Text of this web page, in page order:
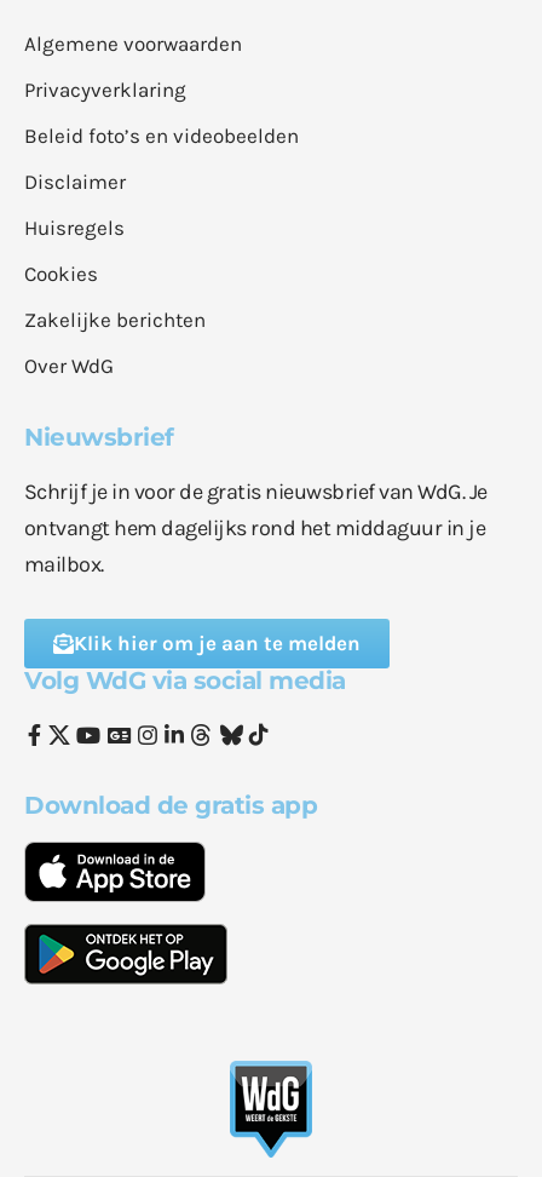
Algemene voorwaarden
Privacyverklaring
Beleid foto’s en videobeelden
Disclaimer
Huisregels
Cookies
Zakelijke berichten
Over WdG
Nieuwsbrief
Schrijf je in voor de gratis nieuwsbrief van WdG. Je
ontvangt hem dagelijks rond het middaguur in je
mailbox.
Klik hier om je aan te melden
Volg WdG via social media
Download de gratis app